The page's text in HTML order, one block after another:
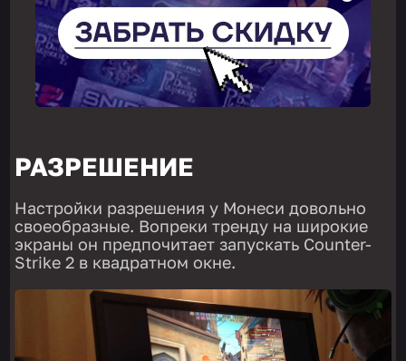
РАЗРЕШЕНИЕ
Настройки разрешения у Монеси довольно
своеобразные. Вопреки тренду на широкие
экраны он предпочитает запускать Counter-
Strike 2 в квадратном окне.